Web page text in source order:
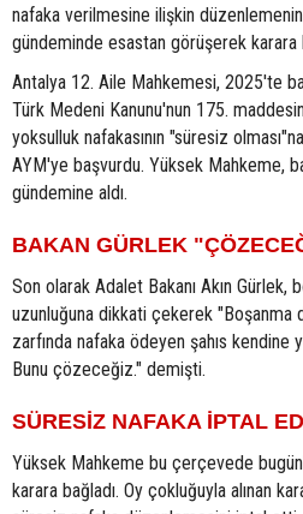
nafaka verilmesine ilişkin
gündeminde esastan görüşerek karara
Antalya 12. Aile Mahkemesi, 2025'te
Türk Medeni Kanunu'nun 175.
yoksulluk nafakasının "süresiz
AYM'ye başvurdu. Yüksek Mahkeme,
gündemine aldı.
BAKAN GÜRLEK
Son olarak Adalet Bakanı Akın Gürlek,
uzunluğuna dikkati çekerek "Boşanma
zarfında nafaka ödeyen şahıs kendine
Bunu çözeceğiz." demişti.
SÜRESİZ NAFAKA İPTAL
Yüksek Mahkeme bu çerçevede
karara bağladı. Oy çokluğuyla alınan